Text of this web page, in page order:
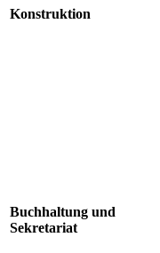
Konstruktion
Buchhaltung und
Sekretariat